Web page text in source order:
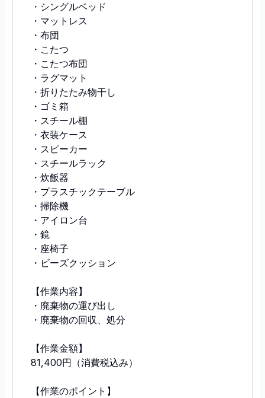
・シングルベッド
・マットレス
・布団
・こたつ
・こたつ布団
・ラグマット
・折りたたみ物干し
・ゴミ箱
・スチール棚
・衣装ケース
・スピーカー
・スチールラック
・炊飯器
・プラスチックテーブル
・掃除機
・アイロン台
・鏡
・座椅子
・ビーズクッション
【作業内容】
・廃棄物の運び出し
・廃棄物の回収、処分
【作業金額】
81,400円（消費税込み）
【作業のポイント】